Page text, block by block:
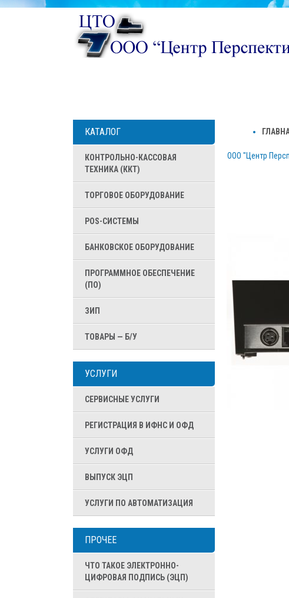
КАТАЛОГ
КОНТРОЛЬНО-КАССОВАЯ
ТЕХНИКА (ККТ)
ТОРГОВОЕ ОБОРУДОВАНИЕ
POS-СИСТЕМЫ
БАНКОВСКОЕ ОБОРУДОВАНИЕ
ПРОГРАММНОЕ ОБЕСПЕЧЕНИЕ
(ПО)
ЗИП
ТОВАРЫ — Б/У
УСЛУГИ
СЕРВИСНЫЕ УСЛУГИ
РЕГИСТРАЦИЯ В ИФНС И ОФД
УСЛУГИ ОФД
ВЫПУСК ЭЦП
УСЛУГИ ПО АВТОМАТИЗАЦИЯ
ПРОЧЕЕ
ЧТО ТАКОЕ ЭЛЕКТРОННО-
ЦИФРОВАЯ ПОДПИСЬ (ЭЦП)
ООО "Центр